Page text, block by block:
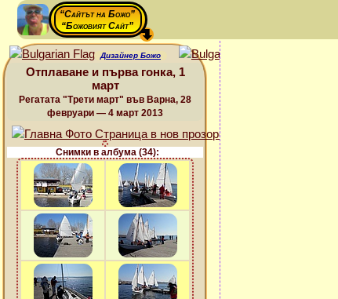
“Сайтът на Божо”
“Божовият Сайт”
Дизайнер Божо
Отплаване и първа гонка, 1
март
Регатата "Трети март" във Варна, 28
февруари — 4 март 2013
Снимки в албума (34):